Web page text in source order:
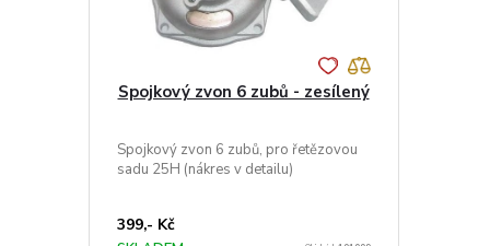
Spojkový zvon 6 zubů - zesílený
Spojkový zvon 6 zubů, pro řetězovou
sadu 25H (nákres v detailu)
399,- Kč